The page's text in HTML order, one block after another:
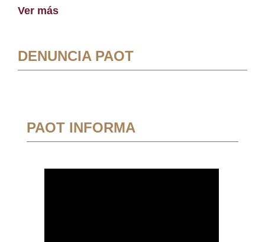
Ver más
DENUNCIA PAOT
PAOT INFORMA